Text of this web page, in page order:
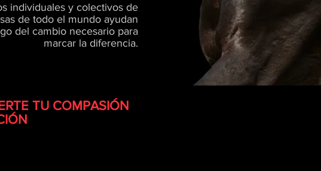
individuales y colectivos de
de todo el mundo ayudan
del cambio necesario para
marcar la diferencia.
TU COMPASIÓN